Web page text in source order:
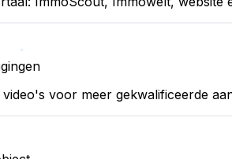
voor meer gekwalificeerde